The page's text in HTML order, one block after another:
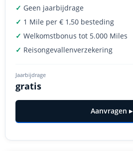
✓ Geen jaarbijdrage
✓ 1 Mile per € 1,50 besteding
✓ Welkomstbonus tot 5.000 Miles
✓ Reisongevallenverzekering
Jaarbijdrage
gratis
Aanvragen ▸